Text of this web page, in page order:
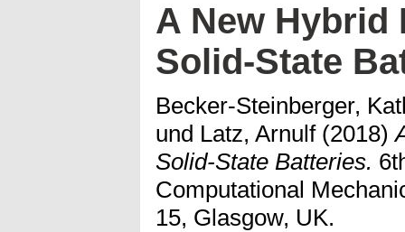
A New Hybrid
Solid-State
Becker-Steinberger,
und Latz, Arnulf(2018)
Solid-State Batteries.
Computational
15, Glasgow, UK.